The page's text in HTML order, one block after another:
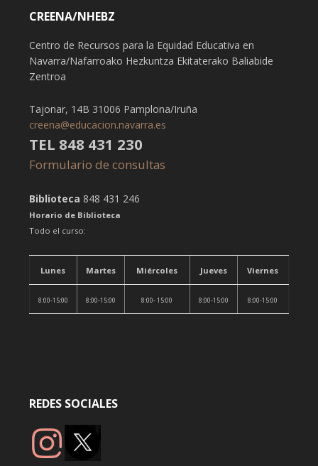
CREENA/NHEBZ
Centro de Recursos para la Equidad Educativa en
Navarra/Nafarroako Hezkuntza Ekitaterako Baliabide
Zentroa
Tajonar, 14B 31006 Pamplona/Iruña
creena@educacion.navarra.es
TEL 848 431 230
Formulario de consultas
Biblioteca 848 431 246
Horario de Biblioteca
Todo el curso:
Lunes Martes Miércoles Jueves Viernes
8:00-15:00 8:00-15:00 8:00- 15:00 8:00-15:00 8:00-15:00
REDES SOCIALES